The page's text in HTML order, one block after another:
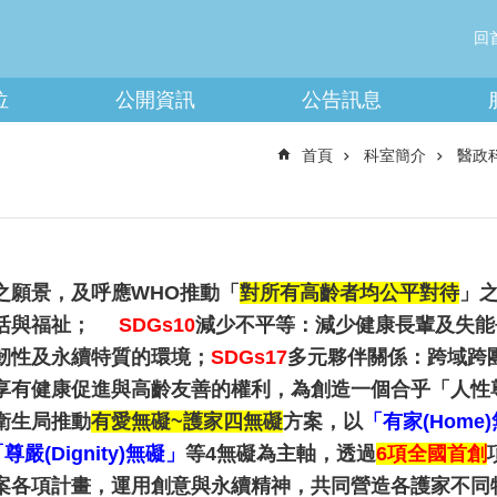
回
公開資訊 公告訊息
首頁 科室簡介 醫政
景，及呼應WHO推動「 對所有高齡者均公平對待」
福祉；
SDGs10減少不平等：減少健康長輩及失
及永續特質的環境； SDGs17多元夥伴關係：跨域跨
有健康促進與高齡友善的權利 ，為創造一個合乎「人
生局推動有愛無礙~護家四無礙方案，以 「有家(Home)
尊嚴(Dignity)無礙 」 等4無礙為主軸，透過6項全國首創
各項計畫，運用創意與永續精神，共同營造各護家不